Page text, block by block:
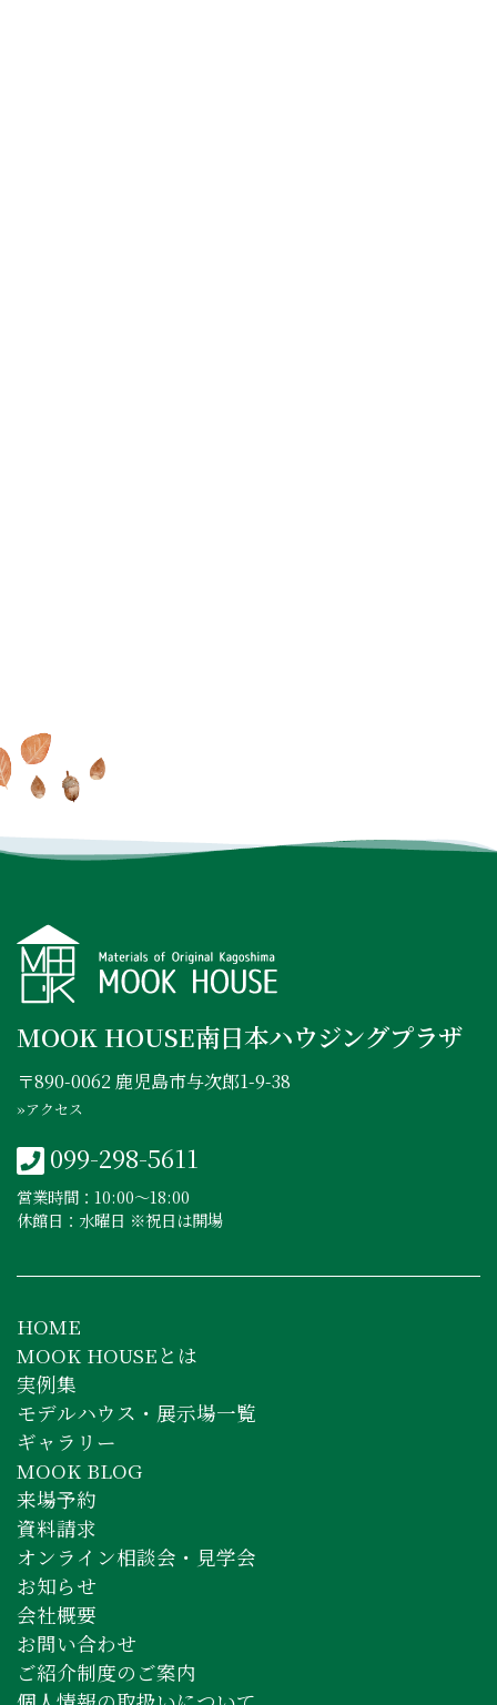
FACEBOOK
MOOK HOUSE南日本ハウジングプラザ
〒890-0062 鹿児島市与次郎1-9-38
»アクセス
099-298-5611
営業時間：10:00〜18:00
休館日：水曜日 ※祝日は開場
HOME
MOOK HOUSEとは
実例集
モデルハウス・展示場一覧
ギャラリー
MOOK BLOG
来場予約
資料請求
オンライン相談会・見学会
お知らせ
会社概要
お問い合わせ
ご紹介制度のご案内